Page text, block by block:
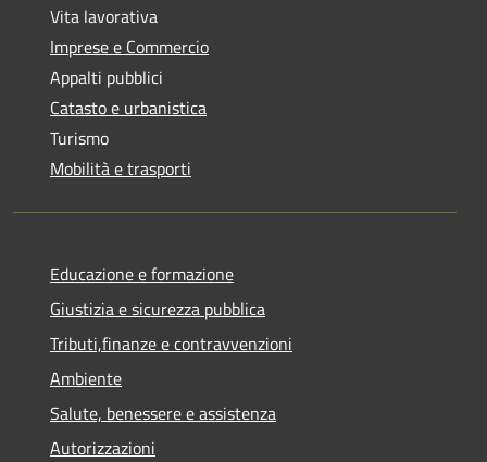
Vita lavorativa
Imprese e Commercio
Appalti pubblici
Catasto e urbanistica
Turismo
Mobilità e trasporti
Educazione e formazione
Giustizia e sicurezza pubblica
Tributi,finanze e contravvenzioni
Ambiente
Salute, benessere e assistenza
Autorizzazioni